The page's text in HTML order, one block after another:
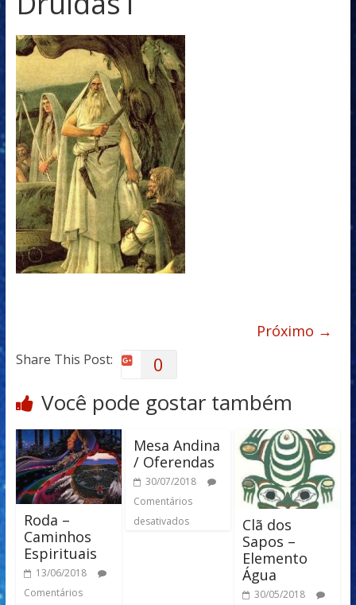
Próximo →
Share This Post: 0
Você pode gostar também
Roda –
Caminhos
Espirituais
13/06/2018
Comentários
Mesa Andina
/ Oferendas
30/07/2018
Comentários
desativados
Clã dos
Sapos –
Elemento
Água
30/05/2018